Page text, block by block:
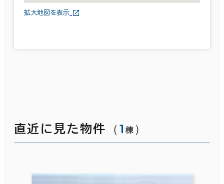
拡大地図を表示
直近に見た物件 （1 棟 ）